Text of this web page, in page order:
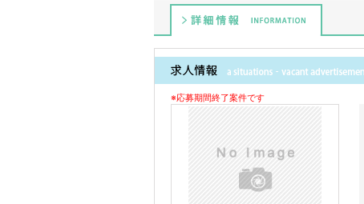
※応募期間終了案件です